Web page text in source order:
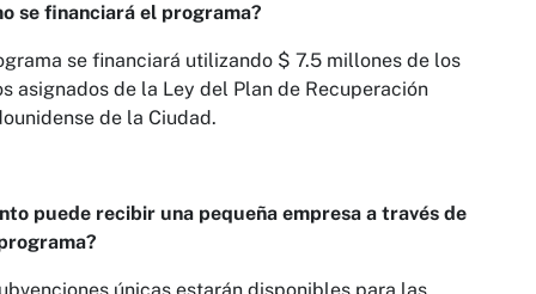
se financiará el programa?
se financiará utilizando $ 7.5 millones de los
asignados de la Ley del Plan de Recuperación
de la Ciudad.
puede recibir una pequeña empresa a través de